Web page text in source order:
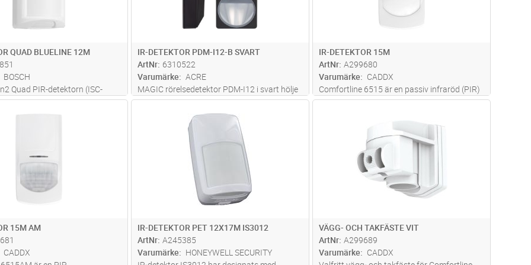
QUAD BLUELINE 12M
BOSCH
Quad PIR-detektorn (ISC-
två individuella
arbetar somtvå PIR-enheter i
IR-DETEKTOR PDM-I12-B SVART
ArtNr 6310522
Varumärke
ACRE
MAGIC rörelsedetektor PDM-I12 i svart hölje
är imponerande med sin tunna och platta
design. Dess stil är lämplig för alla
installationssituationer. Tillsammans med
den förbättrade Visatec-algoritmen
IR-DETEKTOR 15M
ArtNr A299680
Varumärke
CADDX
Comfortline 6515 är en passiv infraröd (PIR)
inbrottslarmdetektor med 15 m räckvidd för
damm och insekter och digital
signalbehandling filtrerar brus för att
15M AM
CADDX
Lägg i kundvagn
IR-DETEKTOR PET 12X17M IS3012
ArtNr A245385
Varumärke
HONEYWELL SECURITY
VÄGG- OCH TAKFÄSTE VIT
ArtNr A299689
Varumärke
CADDX